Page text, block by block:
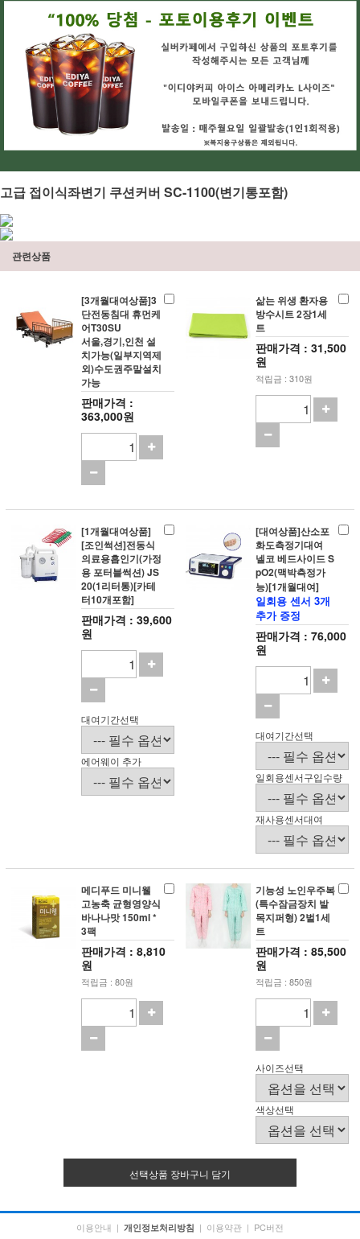
고급 접이식좌변기 쿠션커버 SC-1100(변기통포함)
관련상품
[3개월대여상품]3
단전동침대 휴먼케
어T30SU
서울,경기,인천 설
치가능(일부지역제
외)수도권주말설치
가능
판매가격 :
363,000원
삶는 위생 환자용
방수시트 2장1세
트
판매가격 : 31,500
원
적립금 : 310원
[1개월대여상품]
[조인썩션]전동식
의료용흡인기(가정
용 포터블썩션) JS
20(1리터통)[카테
터10개포함]
판매가격 : 39,600
원
대여기간선택
에어웨이 추가
[대여상품]산소포
화도측정기대여
넬코 베드사이드 S
pO2(맥박측정가
능)[1개월대여]
일회용 센서 3개
추가 증정
판매가격 : 76,000
원
대여기간선택
일회용센서구입수량
재사용센서대여
메디푸드 미니웰
고농축 균형영양식
바나나맛 150ml *
3팩
판매가격 : 8,810
원
적립금 : 80원
기능성 노인우주복
(특수잠금장치 발
목지퍼형) 2벌1세
트
판매가격 : 85,500
원
적립금 : 850원
사이즈선택
색상선택
선택상품 장바구니 담기
이용안내 | 개인정보처리방침 | 이용약관 | PC버전